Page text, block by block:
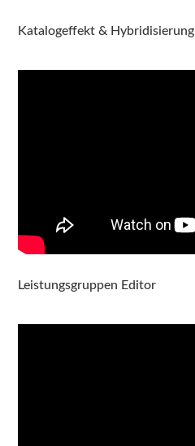
Katalogeffekt & Hybridisierung
Leistungsgruppen Editor